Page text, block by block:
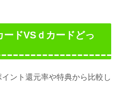
ードVSｄカードどっ
ント還元率や特典から比較し